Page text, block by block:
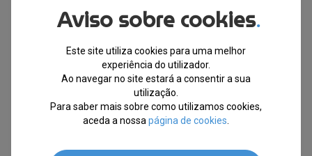
KAREN MILLEN®
JOHNNY LOCO®
Aviso sobre cookies.
Este site utiliza cookies para uma melhor
experiência do utilizador.
Ao navegar no site estará a consentir a sua
utilização.
Para saber mais sobre como utilizamos cookies,
aceda a nossa página de cookies